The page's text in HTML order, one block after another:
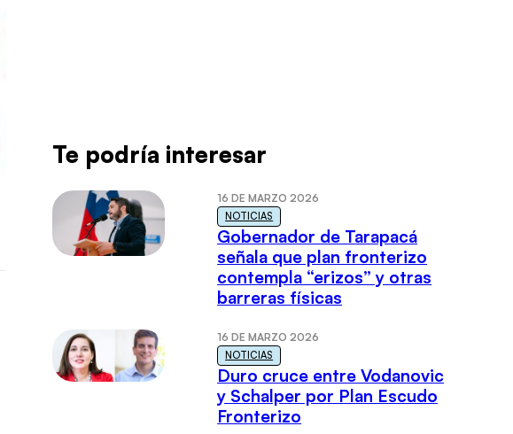
Te podría interesar
16 DE MARZO 2026
NOTICIAS
Gobernador de Tarapacá
señala que plan fronterizo
contempla “erizos” y otras
barreras físicas
16 DE MARZO 2026
NOTICIAS
Duro cruce entre Vodanovic
y Schalper por Plan Escudo
Fronterizo